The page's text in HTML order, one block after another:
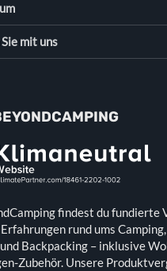
mit uns
findest du fundierte
rund ums
Backpacking – inklusive
Zubehör. Unsere